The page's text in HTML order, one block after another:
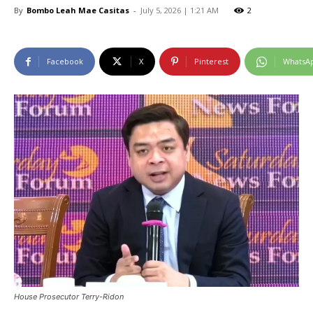
By Bombo Leah Mae Casitas - July 5, 2026 | 1:21 AM 2
Facebook X Pinterest
House Prosecutor Terry-Ridon